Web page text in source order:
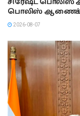
பொலிஸ்
2026-08-07